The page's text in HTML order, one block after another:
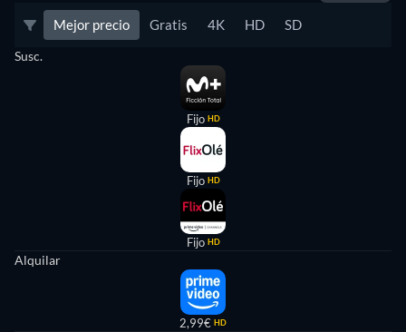
Mejor precio Gratis 4K HD SD
Susc.
Fijo HD
Fijo HD
Fijo HD
Alquilar
2,99€ HD